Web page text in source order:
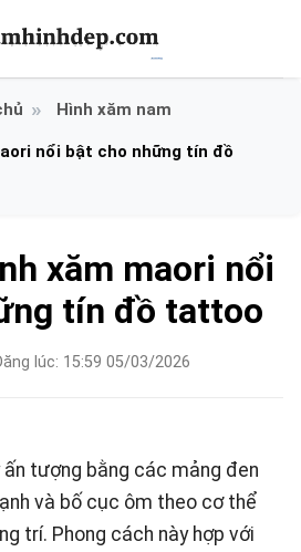
Hình xăm nam
nổi bật cho những tín đồ
xăm maori nổi
tín đồ tattoo
lúc: 15:59 05/03/2026
ấn tượng bằng các mảng đen
và bố cục ôm theo cơ thể
trí. Phong cách này hợp với